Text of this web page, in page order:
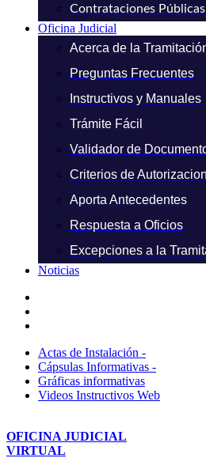
Contrataciones Públicas
Oficina Judicial
Acerca de la
Preguntas Frecuentes
Instructivos y Manuales
Trámite Fácil
Validador de
Criterios de
Aporta Antecedentes
Respuesta a Oficios
Excepciones a la
Noticias
Actas de Instalación -
Cápsulas Informativas -
Gráficas informativas
Videos Instructivos Web
OFICINA JUDICIAL
VIRTUAL